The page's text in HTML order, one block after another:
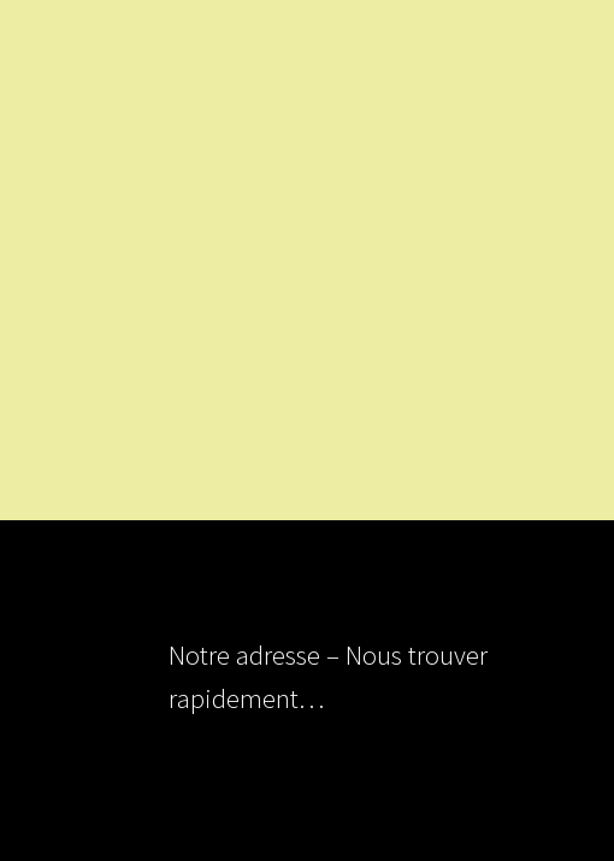
Notre adresse – Nous trouver
rapidement…